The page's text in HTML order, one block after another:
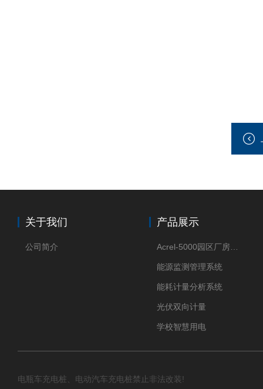
关于我们
公司简介
产品展示
能源监测管理系统
能耗计量分析系统
光伏双向计量
学校智慧用电
电瓶车充电桩、电动汽车充电桩禁止非法改装!